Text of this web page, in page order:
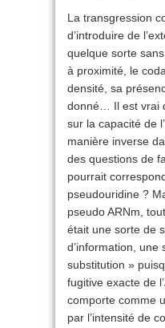
La transgression
d’introduire de
quelque sorte sans
à proximité, le
densité, sa
donné… Il est vrai
sur la capacité de
manière inverse
des questions de
pourrait
pseudouridine ?
pseudo ARNm,
était une sorte de
d’information, une
substitution »
fugitive exacte de
comporte comme
par l’intensité de